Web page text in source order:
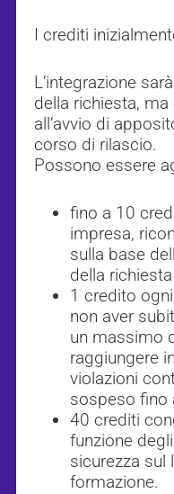
I crediti
L’integrazione
della richiesta,
all’avvio di
corso di rilascio.
Possono essere
fino a 10
impresa,
sulla base
della richiesta
1 credito
non aver
un massimo
raggiungere
violazioni
sospeso fino
40 crediti
funzione
sicurezza sul
formazione.